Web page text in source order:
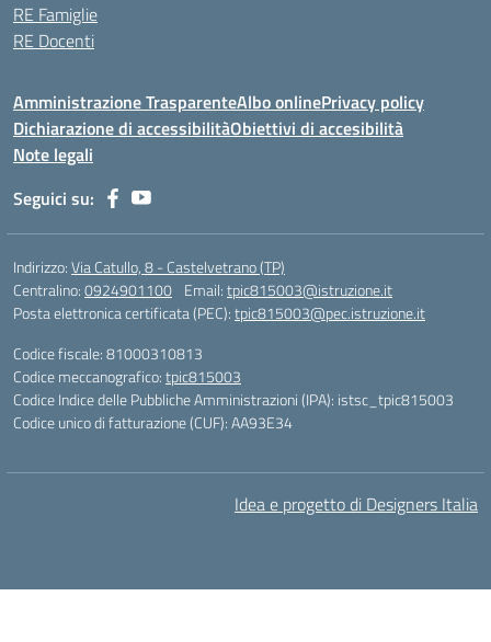
RE Famiglie
RE Docenti
Amministrazione TrasparenteAlbo onlinePrivacy policy
Dichiarazione di accessibilitàObiettivi di accesibilità
Note legali
Seguici su:
Indirizzo:Via Catullo, 8 - Castelvetrano (TP)
Centralino:0924901100 Email:tpic815003@istruzione.it
Posta elettronica certificata (PEC):tpic815003@pec.istruzione.it
Codice fiscale: 81000310813
Codice meccanografico:tpic815003
Codice Indice delle Pubbliche Amministrazioni (IPA): istsc_tpic815003
Codice unico di fatturazione (CUF): AA93E34
Idea e progetto di Designers Italia